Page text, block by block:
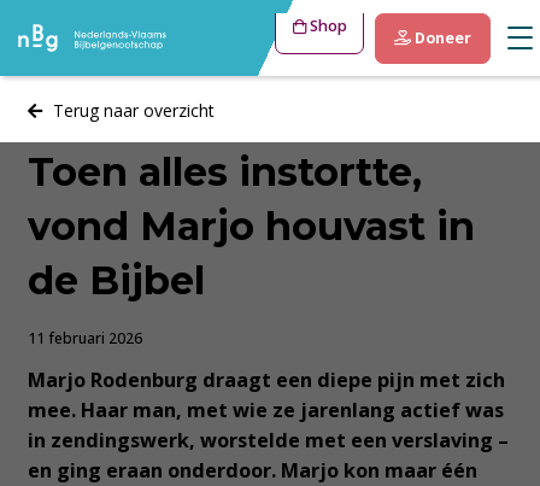
Shop
Doneer
Terug naar overzicht
Toen alles instortte,
vond Marjo houvast in
de Bijbel
11 februari 2026
Marjo Rodenburg draagt een diepe pijn met zich
mee. Haar man, met wie ze jarenlang actief was
in zendingswerk, worstelde met een verslaving –
en ging eraan onderdoor. Marjo kon maar één